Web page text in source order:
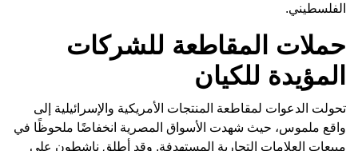
الفلسطيني.
حملات المقاطعة للشركات
المؤيدة للكيان
تحولت الدعوات لمقاطعة المنتجات الأمريكية والإسرائيلية إلى
واقع ملموس، حيث شهدت الأسواق المصرية انخفاضًا ملحوظًا في
مبيعات العلامات التجارية المستهدفة. وقد أطلق ناشطون على